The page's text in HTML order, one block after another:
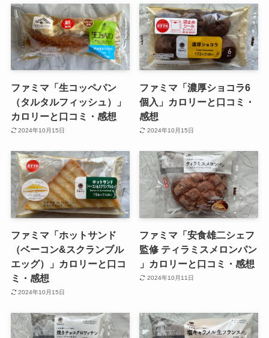
ファミマ「生コッペパン
（タルタルフィッシュ）」
カロリーと口コミ・感想
2024年10月15日
ファミマ「濃厚ショコラ6
個入」カロリーと口コミ・
感想
2024年10月15日
ファミマ「ホットサンド
（ベーコン&スクランブル
エッグ）」カロリーと口コ
ミ・感想
2024年10月15日
ファミマ「安食雄二シェフ
監修 ティラミスメロンパン
」カロリーと口コミ・感想
2024年10月11日